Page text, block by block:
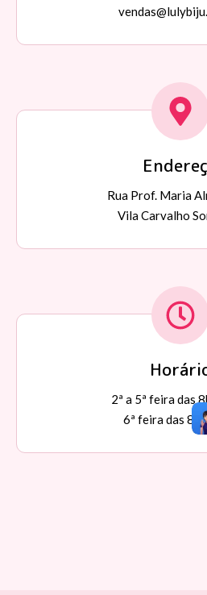
Rua Prof. Maria
Vila Carvalho
2ª a 5ª feira das
6ª feira das 8h